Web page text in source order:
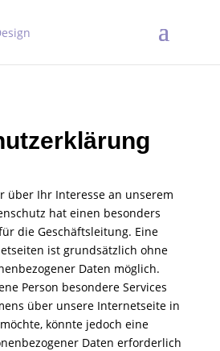
über Ihr Interesse an unserem
hat einen besonders
die Geschäftsleitung. Eine
ist grundsätzlich ohne
Daten möglich.
Person besondere Services
über unsere Internetseite in
könnte jedoch eine
Daten erforderlich